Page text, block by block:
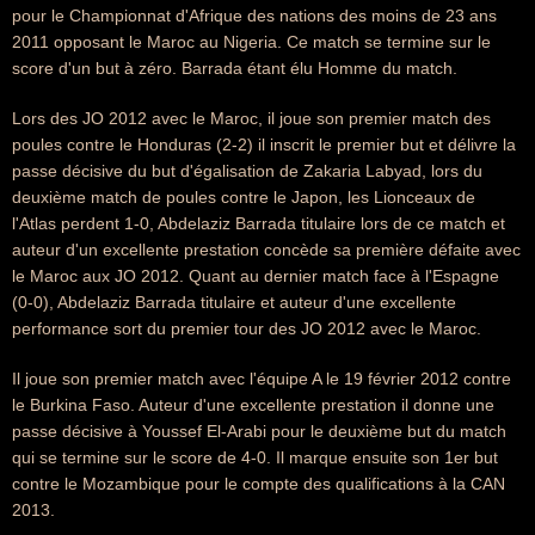
pour le Championnat d'Afrique des nations des moins de 23 ans
2011 opposant le Maroc au Nigeria. Ce match se termine sur le
score d'un but à zéro. Barrada étant élu Homme du match.
Lors des JO 2012 avec le Maroc, il joue son premier match des
poules contre le Honduras (2-2) il inscrit le premier but et délivre la
passe décisive du but d'égalisation de Zakaria Labyad, lors du
deuxième match de poules contre le Japon, les Lionceaux de
l'Atlas perdent 1-0, Abdelaziz Barrada titulaire lors de ce match et
auteur d'un excellente prestation concède sa première défaite avec
le Maroc aux JO 2012. Quant au dernier match face à l'Espagne
(0-0), Abdelaziz Barrada titulaire et auteur d'une excellente
performance sort du premier tour des JO 2012 avec le Maroc.
Il joue son premier match avec l'équipe A le 19 février 2012 contre
le Burkina Faso. Auteur d'une excellente prestation il donne une
passe décisive à Youssef El-Arabi pour le deuxième but du match
qui se termine sur le score de 4-0. Il marque ensuite son 1er but
contre le Mozambique pour le compte des qualifications à la CAN
2013.